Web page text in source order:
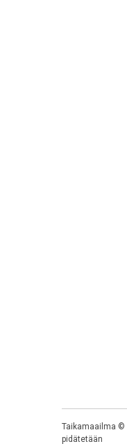
Taikamaailma ©
pidätetään